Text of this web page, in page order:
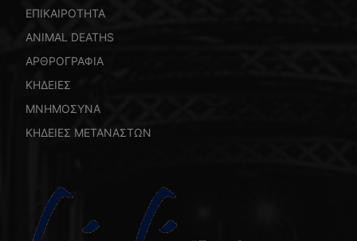
ΕΠΙΚΑΙΡΟΤΗΤΑ
ANIMAL DEATHS
ΑΡΘΡΟΓΡΑΦΙΑ
ΚΗΔΕΙΕΣ
ΜΝΗΜΟΣΥΝΑ
ΚΗΔΕΙΕΣ ΜΕΤΑΝΑΣΤΩΝ